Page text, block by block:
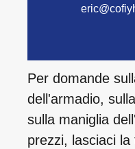
Per domande
dell'armadio,
sulla maniglia
prezzi, lasciaci